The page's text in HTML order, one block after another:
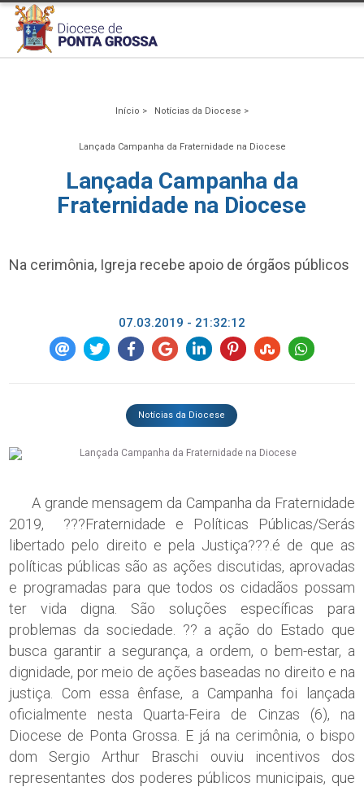
Início > Notícias da Diocese >
Lançada Campanha da Fraternidade na Diocese
Lançada Campanha da
Fraternidade na Diocese
Na cerimônia, Igreja recebe apoio de órgãos públicos
07.03.2019 - 21:32:12
Notícias da Diocese
A grande mensagem da Campanha da Fraternidade
2019, ???Fraternidade e Políticas Públicas/Serás
libertado pelo direito e pela Justiça???.é de que as
políticas públicas são as ações discutidas, aprovadas
e programadas para que todos os cidadãos possam
ter vida digna. São soluções específicas para
problemas da sociedade. ?? a ação do Estado que
busca garantir a segurança, a ordem, o bem-estar, a
dignidade, por meio de ações baseadas no direito e na
justiça. Com essa ênfase, a Campanha foi lançada
oficialmente nesta Quarta-Feira de Cinzas (6), na
Diocese de Ponta Grossa. E já na cerimônia, o bispo
dom Sergio Arthur Braschi ouviu incentivos dos
representantes dos poderes públicos municipais, que